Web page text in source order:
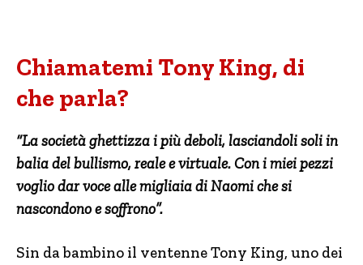
Chiamatemi Tony King, di
che parla?
“La società ghettizza i più deboli, lasciandoli soli in
balia del bullismo, reale e virtuale. Con i miei pezzi
voglio dar voce alle migliaia di Naomi che si
nascondono e soffrono”.
Sin da bambino il ventenne Tony King, uno dei